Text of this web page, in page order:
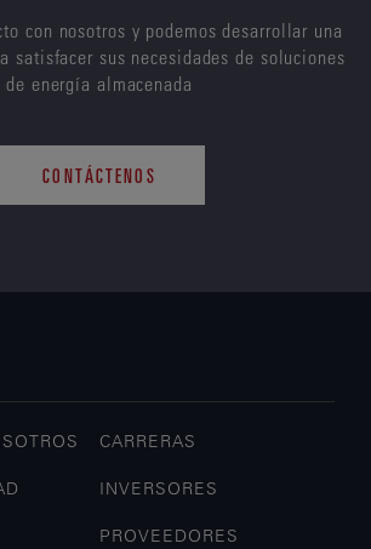
con nosotros y podemos desarrollar una
satisfacer sus necesidades de soluciones
de energía almacenada
CONTÁCTENOS
CARRERAS
INVERSORES
PROVEEDORES